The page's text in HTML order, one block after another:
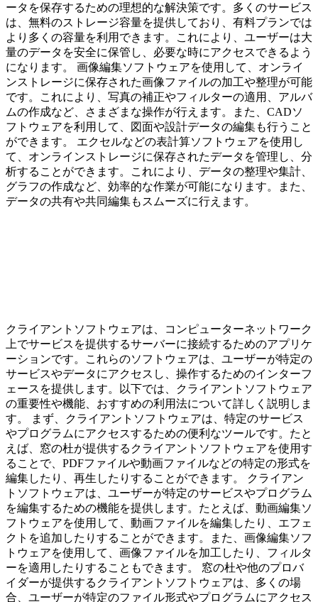
ータを保存するための理想的な解決策です。多くのサービス
は、無料のストレージ容量を提供しており、有料プランでは
より多くの容量を利用できます。これにより、ユーザーは大
量のデータを安全に保管し、必要な時にアクセスできるよう
になります。 画像編集ソフトウェアを使用して、オンライ
ンストレージに保存された画像ファイルの加工や整理が可能
です。これにより、写真の補正やフィルターの適用、アルバ
ムの作成など、さまざまな操作が行えます。また、CADソ
フトウェアを利用して、図面や設計データの編集も行うこと
ができます。 エクセルなどの表計算ソフトウェアを使用し
て、オンラインストレージに保存されたデータを管理し、分
析することができます。これにより、データの整理や集計、
グラフの作成など、効率的な作業が可能になります。また、
データの共有や共同編集もスムーズに行えます。
クライアントソフトウェアは、コンピューターネットワーク
上でサービスを提供するサーバーに接続するためのアプリケ
ーションです。これらのソフトウェアは、ユーザーが特定の
サービスやデータにアクセスし、操作するためのインターフ
ェースを提供します。以下では、クライアントソフトウェア
の重要性や機能、おすすめの利用法について詳しく説明しま
す。 まず、クライアントソフトウェアは、特定のサービス
やプログラムにアクセスするための便利なツールです。たと
えば、窓の杜が提供するクライアントソフトウェアを使用す
ることで、PDFファイルや動画ファイルなどの特定の形式を
編集したり、再生したりすることができます。 クライアン
トソフトウェアは、ユーザーが特定のサービスやプログラム
を編集するための機能を提供します。たとえば、動画編集ソ
フトウェアを使用して、動画ファイルを編集したり、エフェ
クトを追加したりすることができます。また、画像編集ソフ
トウェアを使用して、画像ファイルを加工したり、フィルタ
ーを適用したりすることもできます。 窓の杜や他のプロバ
イダーが提供するクライアントソフトウェアは、多くの場
合、ユーザーが特定のファイル形式やプログラムにアクセス